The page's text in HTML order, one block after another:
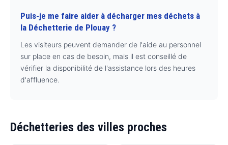
Puis-je me faire aider à décharger mes déchets à
la Déchetterie de Plouay ?
Les visiteurs peuvent demander de l'aide au personnel
sur place en cas de besoin, mais il est conseillé de
vérifier la disponibilité de l'assistance lors des heures
d'affluence.
Déchetteries des villes proches